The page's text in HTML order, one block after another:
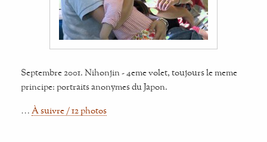
Septembre 2001. Nihonjin - 4eme volet, toujours le meme
principe: portraits anonymes du Japon.
… À suivre / 12 photos